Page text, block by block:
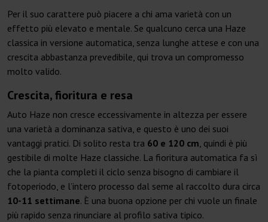
Per il suo carattere può piacere a chi ama varietà con un
effetto più elevato e mentale. Se qualcuno cerca una Haze
classica in versione automatica, senza lunghe attese e con una
crescita abbastanza prevedibile, qui trova un compromesso
molto valido.
Crescita, fioritura e resa
Auto Haze non cresce eccessivamente in altezza per essere
una varietà a dominanza sativa, e questo è uno dei suoi
vantaggi pratici. Di solito resta tra 60 e 120 cm, quindi è più
gestibile di molte Haze classiche. La fioritura automatica fa sì
che la pianta completi il ciclo senza bisogno di cambiare il
fotoperiodo, e l’intero processo dal seme al raccolto dura circa
10-11 settimane. È una buona opzione per chi vuole un finale
più rapido senza rinunciare al profilo sativa tipico.